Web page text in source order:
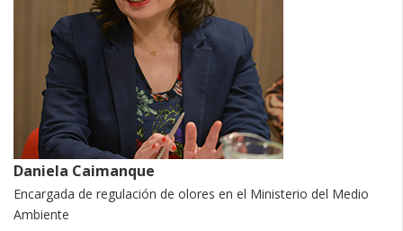
Daniela Caimanque
Encargada de regulación de olores en el Ministerio del Medio
Ambiente